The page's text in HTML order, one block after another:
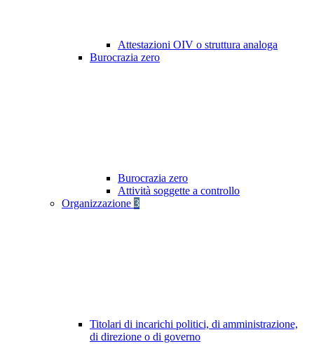
Attestazioni OIV o struttura analoga
Burocrazia zero
Burocrazia zero
Attività soggette a controllo
Organizzazione 3
Titolari di incarichi politici, di amministrazione,
di direzione o di governo